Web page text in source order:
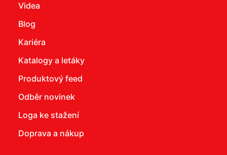
Videa
Blog
Kariéra
Katalogy a letáky
Produktový feed
Odběr novinek
Loga ke stažení
Doprava a nákup